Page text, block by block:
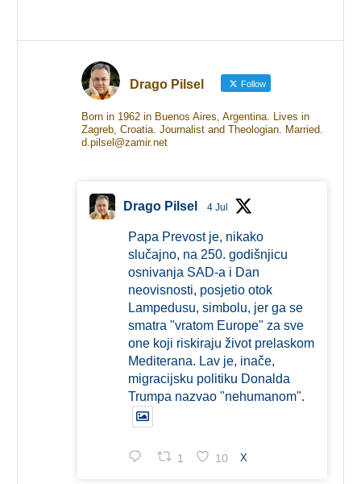
Drago Pilsel Follow
Born in 1962 in Buenos Aires, Argentina. Lives in
Zagreb, Croatia. Journalist and Theologian. Married.
d.pilsel@zamir.net
Drago Pilsel 4 Jul
Papa Prevost je, nikako
slučajno, na 250. godišnjicu
osnivanja SAD-a i Dan
neovisnosti, posjetio otok
Lampedusu, simbolu, jer ga se
smatra "vratom Europe" za sve
one koji riskiraju život prelaskom
Mediterana. Lav je, inače,
migracijsku politiku Donalda
Trumpa nazvao "nehumanom".
1 10 X